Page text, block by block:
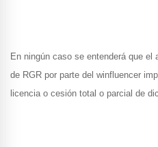
En ningún caso se entenderá que
de RGR por parte del winfluencer
licencia o cesión total o parcial de